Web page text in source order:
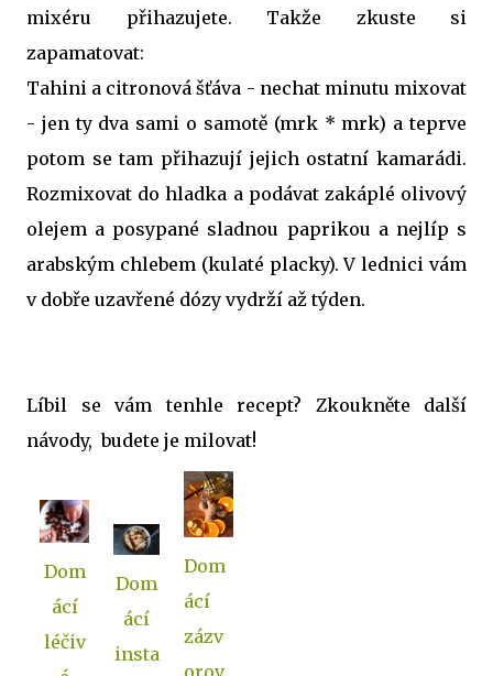
mixéru přihazujete. Takže zkuste si
zapamatovat:
Tahini a citronová šťáva - nechat minutu mixovat
- jen ty dva sami o samotě (mrk * mrk) a teprve
potom se tam přihazují jejich ostatní kamarádi.
Rozmixovat do hladka a podávat zakáplé olivový
olejem a posypané sladnou paprikou a nejlíp s
arabským chlebem (kulaté placky). V lednici vám
v dobře uzavřené dózy vydrží až týden.
Líbil se vám tenhle recept? Zkoukněte další
návody, budete je milovat!
Dom
ácí
léčiv
Dom
ácí
insta
Dom
ácí
zázv
orov